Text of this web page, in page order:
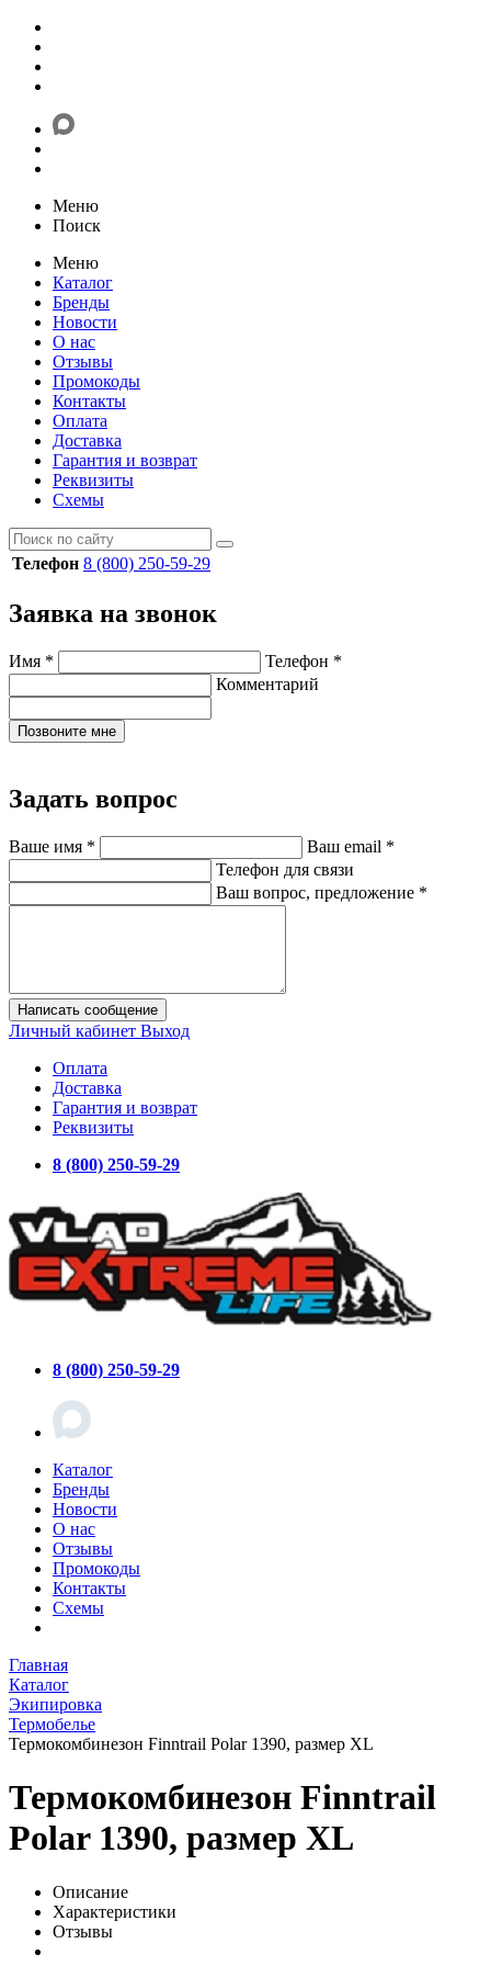
Меню
Поиск
Меню
Каталог
Бренды
Новости
О нас
Отзывы
Промокоды
Контакты
Оплата
Доставка
Гарантия и возврат
Реквизиты
Схемы
Телефон 8 (800) 250-59-29
Заявка на звонок
Имя * Телефон *
Комментарий
Позвоните мне
Задать вопрос
Ваше имя * Ваш email *
Телефон для связи
Ваш вопрос, предложение *
Написать сообщение
Личный кабинет Выход
Оплата
Доставка
Гарантия и возврат
Реквизиты
8 (800) 250-59-29
8 (800) 250-59-29
Каталог
Бренды
Новости
О нас
Отзывы
Промокоды
Контакты
Схемы
Главная
Каталог
Экипировка
Термобелье
Термокомбинезон Finntrail Polar 1390, размер XL
Термокомбинезон Finntrail
Polar 1390, размер XL
Описание
Характеристики
Отзывы